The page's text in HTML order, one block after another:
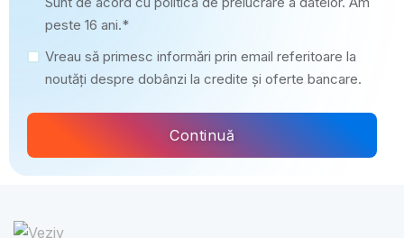
peste 16 ani.*
Vreau să primesc informări prin email referitoare la
noutăți despre dobânzi la credite și oferte bancare.
Continuă